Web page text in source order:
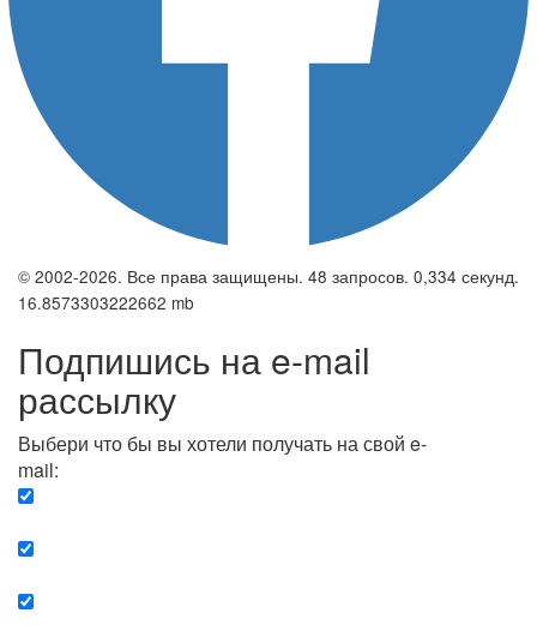
© 2002-2026. Все права защищены. 48 запросов. 0,334 секунд.
16.8573303222662 mb
Подпишись на e-mail
рассылку
Выбери что бы вы хотели получать на свой e-
mail: